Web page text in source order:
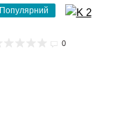
Популярний
0